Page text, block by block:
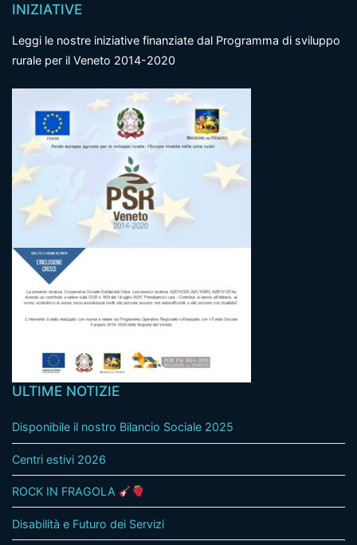
INIZIATIVE
Leggi le nostre iniziative finanziate dal Programma di sviluppo
rurale per il Veneto 2014-2020
ULTIME NOTIZIE
Disponibile il nostro Bilancio Sociale 2025
Centri estivi 2026
ROCK IN FRAGOLA
Disabilità e Futuro dei Servizi